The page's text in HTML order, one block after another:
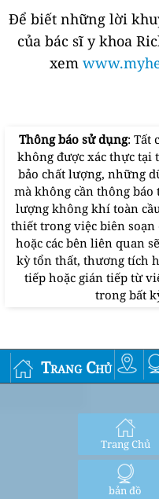
Để biết những lời
của bác sĩ y khoa
xem
Thông báo sử dụng: Tất
không được xác thực tại
bảo chất lượng, những
mà không cần thông
lượng không khí toàn
thiết trong việc biên
hoặc các bên liên quan
kỳ tổn thất, thương tích
tiếp hoặc gián tiếp từ
trong bất
Trang Chủ
Trang Chủ
bản đồ